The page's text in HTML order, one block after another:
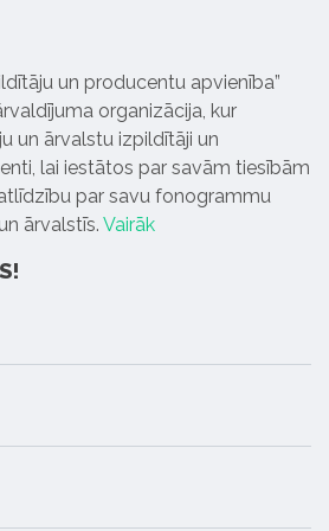
un producentu apvienība”
organizācija, kur
un ārvalstu izpildītāji un
lai iestātos par savām tiesībām
par savu fonogrammu
ārvalstīs. Vairāk